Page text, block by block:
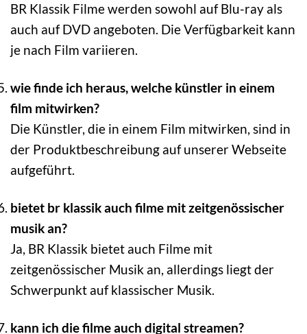
BR Klassik Filme werden sowohl auf Blu-ray als
auch auf DVD angeboten. Die Verfügbarkeit kann
je nach Film variieren.
wie finde ich heraus, welche künstler in einem
film mitwirken?
Die Künstler, die in einem Film mitwirken, sind in
der Produktbeschreibung auf unserer Webseite
aufgeführt.
bietet br klassik auch filme mit zeitgenössischer
musik an?
Ja, BR Klassik bietet auch Filme mit
zeitgenössischer Musik an, allerdings liegt der
Schwerpunkt auf klassischer Musik.
kann ich die filme auch digital streamen?